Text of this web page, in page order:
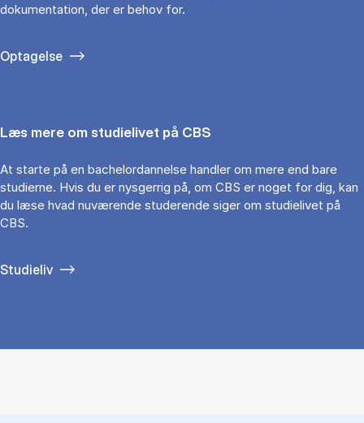
dokumentation, der er behov for.
Optagelse
Læs mere om studielivet på CBS
At starte på en bachelordannelse handler om mere end bare
studierne. Hvis du er nysgerrig på, om CBS er noget for dig, kan
du læse hvad nuværende studerende siger om studielivet på
CBS.
Studieliv